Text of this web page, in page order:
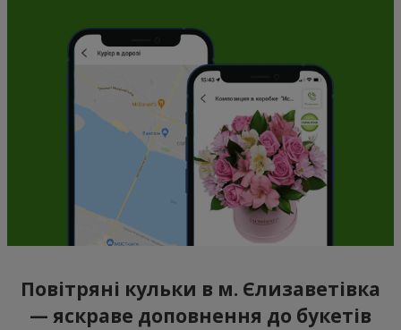
Повітряні кульки в м. Єлизаветівка
— яскраве доповнення до букетів